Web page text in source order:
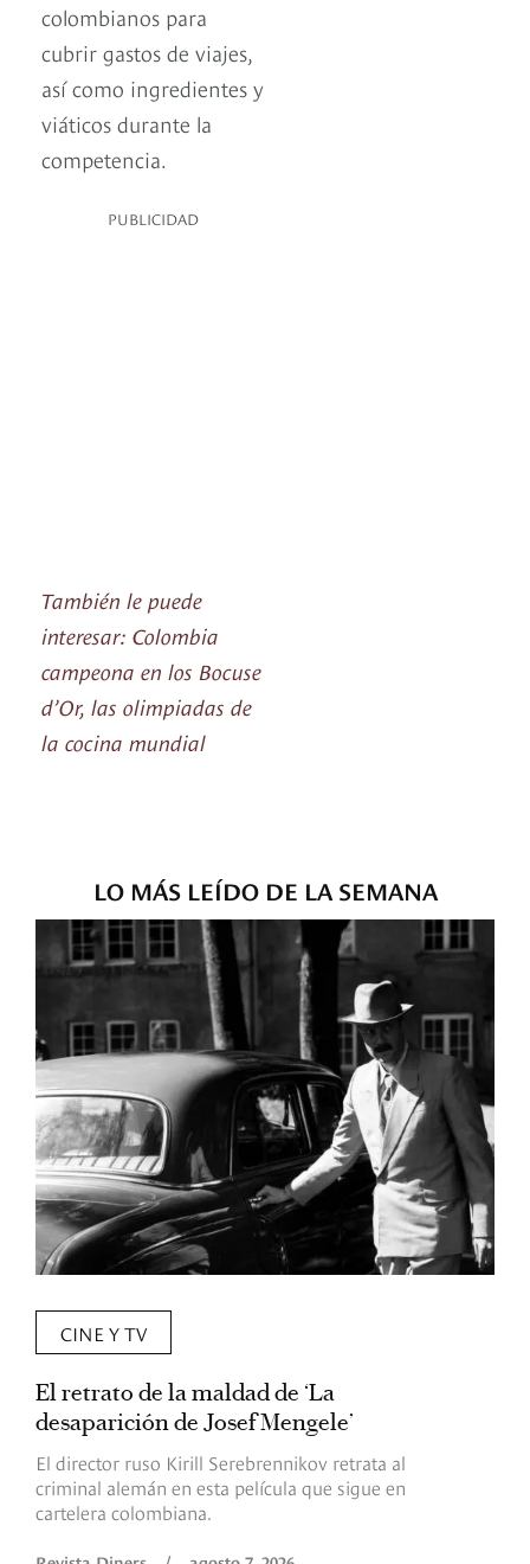
colombianos para
cubrir gastos de viajes,
así como ingredientes y
viáticos durante la
competencia.
PUBLICIDAD
También le puede
interesar: Colombia
campeona en los Bocuse
d’Or, las olimpiadas de
la cocina mundial
LO MÁS LEÍDO DE LA SEMANA
CINE Y TV
El retrato de la maldad de ‘La
desaparición de Josef Mengele’
El director ruso Kirill Serebrennikov retrata al
criminal alemán en esta película que sigue en
cartelera colombiana.